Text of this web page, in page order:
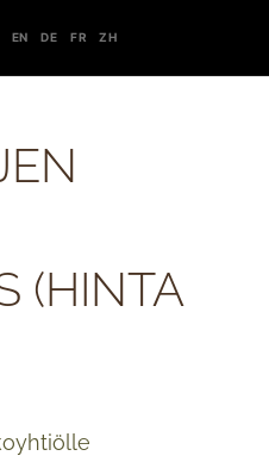
EN DE FR ZH
(HINTA